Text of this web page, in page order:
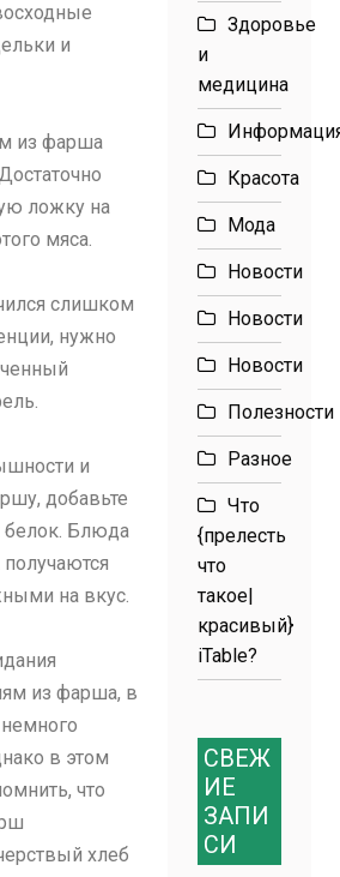
и
из фарша
ложку на
мяса.
слишком
нужно
и
добавьте
белок. Блюда
на вкус.
из фарша, в
в этом
что
хлеб
Здоровье
и
медицина
Красота
Мода
Новости
Новости
Новости
Полезности
Разное
Что
{прелесть
что
такое|
красивый}
iTable?
СВЕЖ
ИЕ
ЗАПИ
СИ